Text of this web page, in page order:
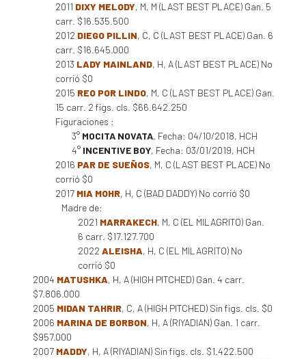
2011 DIXY MELODY, M, M (LAST BEST PLACE) Gan. 5
carr. $16.535.500
2012 DIEGO PILLIN, C, C (LAST BEST PLACE) Gan. 6
carr. $16.645.000
2013 LADY MAINLAND, H, A (LAST BEST PLACE) No
corrió $0
2015 REO POR LINDO, M, C (LAST BEST PLACE) Gan.
15 carr. 2 figs. cls. $66.642.250
Figuraciones :
3° MOCITA NOVATA, Fecha: 04/10/2018, HCH
4° INCENTIVE BOY, Fecha: 03/01/2019, HCH
2016 PAR DE SUEÑOS, M, C (LAST BEST PLACE) No
corrió $0
2017 MIA MOHR, H, C (BAD DADDY) No corrió $0
Madre de:
2021 MARRAKECH, M, C (EL MILAGRITO) Gan.
6 carr. $17.127.700
2022 ALEISHA, H, C (EL MILAGRITO) No
corrió $0
2004 MATUSHKA, H, A (HIGH PITCHED) Gan. 4 carr.
$7.806.000
2005 MIDAN TAHRIR, C, A (HIGH PITCHED) Sin figs. cls. $0
2006 MARINA DE BORBON, H, A (RIYADIAN) Gan. 1 carr.
$957.000
2007 MADDY, H, A (RIYADIAN) Sin figs. cls. $1.422.500